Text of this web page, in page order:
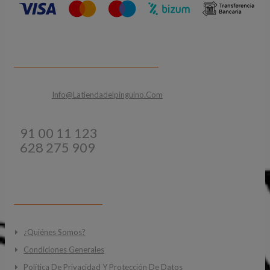
Info@latiendadelpinguino.com
91 00 11 123
628 275 909
¿Quiénes Somos?
Condiciones Generales
Política De Privacidad Y Protección De Datos